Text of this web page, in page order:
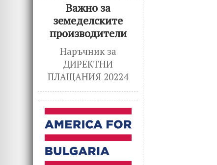
Важно за
земеделските
производители
Наръчник за
ДИРЕКТНИ
ПЛАЩАНИЯ 20224